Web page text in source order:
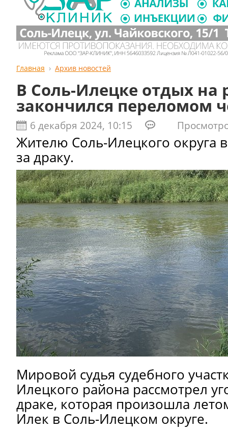
Главная Архив новостей
В Соль-Илецке отдых на
закончился переломом
6 декабря 2024, 10:15
Жителю Соль-Илецкого округа
за драку.
Мировой судья судебного
Илецкого района рассмотрел
драке, которая произошла
Илек в Соль-Илецком округе.